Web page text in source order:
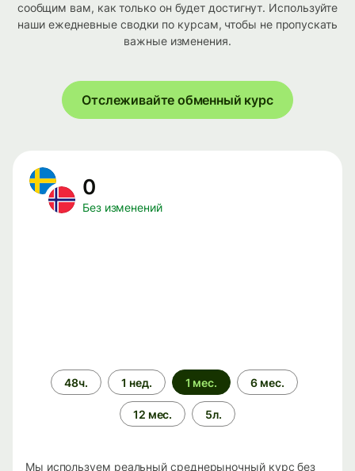
сообщим вам, как только он будет достигнут. Используйте
наши ежедневные сводки по курсам, чтобы не пропускать
важные изменения.
Отслеживайте обменный курс
0
Без изменений
Период
времени
48ч. 1 нед. 1 мес. 6 мес.
12 мес. 5л.
Мы используем реальный среднерыночный курс без